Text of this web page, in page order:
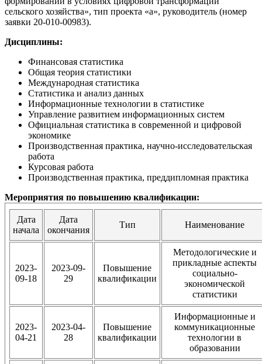
сельского хозяйства», тип проекта «а», руководитель (номер
заявки 20-010-00983).
Дисциплины:
Финансовая статистика
Общая теория статистики
Международная статистика
Статистика и анализ данных
Информационные технологии в статистике
Управление развитием информационных систем
Официальная статистика в современной и цифровой
экономике
Производственная практика, научно-исследовательская
работа
Курсовая работа
Производственная практика, преддипломная практика
Мероприятия по повышению квалификации:
Дата
начала
Дата
окончания
Тип Наименование
2023-
09-18
2023-09-
29
Повышение
квалификации
Методологические и
прикладные аспекты
социально-
экономической
статистики
2023-
04-21
2023-04-
28
Повышение
квалификации
Информационные и
коммуникационные
технологии в
образовании